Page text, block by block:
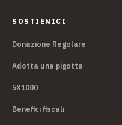
SOSTIENICI
Donazione Regolare
Adotta una pigotta
5X1000
Benefici fiscali